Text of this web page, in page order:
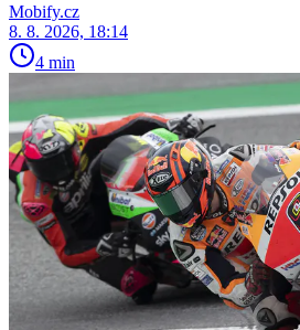
Mobify.cz
8. 8. 2026, 18:14
4 min